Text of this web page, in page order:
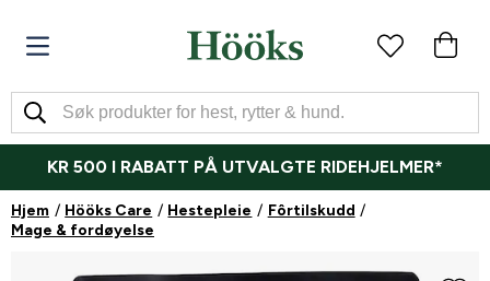
KR 500 I RABATT PÅ UTVALGTE RIDEHJELMER*
Hjem Hööks Care Hestepleie
Fôrtilskudd
Mage & fordøyelse